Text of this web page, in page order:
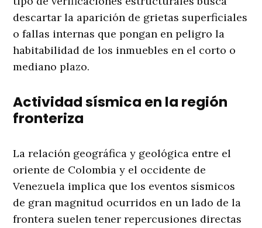
descartar la aparición de grietas superficiales
o fallas internas que pongan en peligro la
habitabilidad de los inmuebles en el corto o
mediano plazo.
Actividad sísmica en la región
fronteriza
La relación geográfica y geológica entre el
oriente de Colombia y el occidente de
Venezuela implica que los eventos sísmicos
de gran magnitud ocurridos en un lado de la
frontera suelen tener repercusiones directas